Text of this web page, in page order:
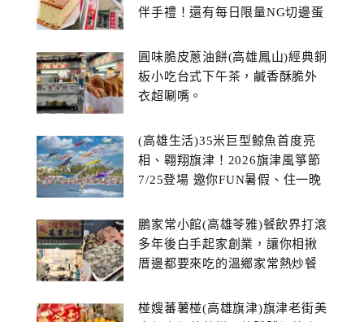
伴手禮！還有每日限量NG切邊蛋
圓味脆皮蔥油餅(高雄鳳山)經典銅
板小吃台式下午茶，鹹香酥脆外
衣超唰嘴。
(高雄生活)35米巨型鯨魚首度亮
相、翱翔旗津！2026旗津風箏節
7/25登場 邀你FUN暑假、住一晚
鵬家常小館(高雄苓雅)餐飲界打滾
多年後白手起家創業，讓你相揪
厝邊都要來吃的溫鄉家常熱炒餐
椪嫂蕃薯椪(高雄旗津)旗津老街美